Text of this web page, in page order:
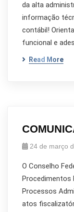
da alta
informação
contábil!
funcional e
Read More
24 de março
O Conselho
Procedimentos
Processos
atos